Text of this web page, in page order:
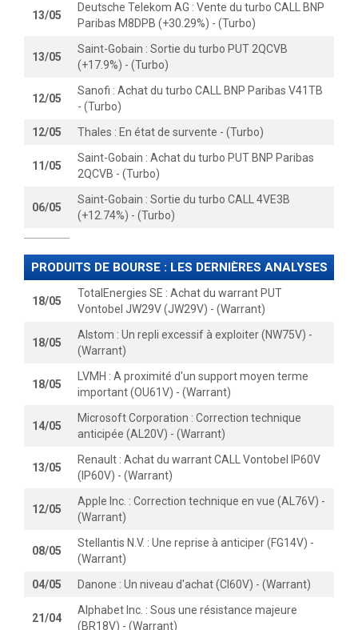
13/05
Deutsche Telekom AG : Vente du turbo CALL BNP
Paribas M8DPB (+30.29%) - (Turbo)
13/05
Saint-Gobain : Sortie du turbo PUT 2QCVB
(+17.9%) - (Turbo)
12/05
Sanofi : Achat du turbo CALL BNP Paribas V41TB
- (Turbo)
12/05
Thales : En état de survente - (Turbo)
11/05
Saint-Gobain : Achat du turbo PUT BNP Paribas
2QCVB - (Turbo)
06/05
Saint-Gobain : Sortie du turbo CALL 4VE3B
(+12.74%) - (Turbo)
PRODUITS DE BOURSE : LES DERNIÈRES ANALYSES
18/05
TotalEnergies SE : Achat du warrant PUT
Vontobel JW29V (JW29V) - (Warrant)
18/05
Alstom : Un repli excessif à exploiter (NW75V) -
(Warrant)
18/05
LVMH : A proximité d'un support moyen terme
important (OU61V) - (Warrant)
14/05
Microsoft Corporation : Correction technique
anticipée (AL20V) - (Warrant)
13/05
Renault : Achat du warrant CALL Vontobel IP60V
(IP60V) - (Warrant)
12/05
Apple Inc. : Correction technique en vue (AL76V) -
(Warrant)
08/05
Stellantis N.V. : Une reprise à anticiper (FG14V) -
(Warrant)
04/05
Danone : Un niveau d'achat (CI60V) - (Warrant)
21/04
Alphabet Inc. : Sous une résistance majeure
(BR18V) - (Warrant)